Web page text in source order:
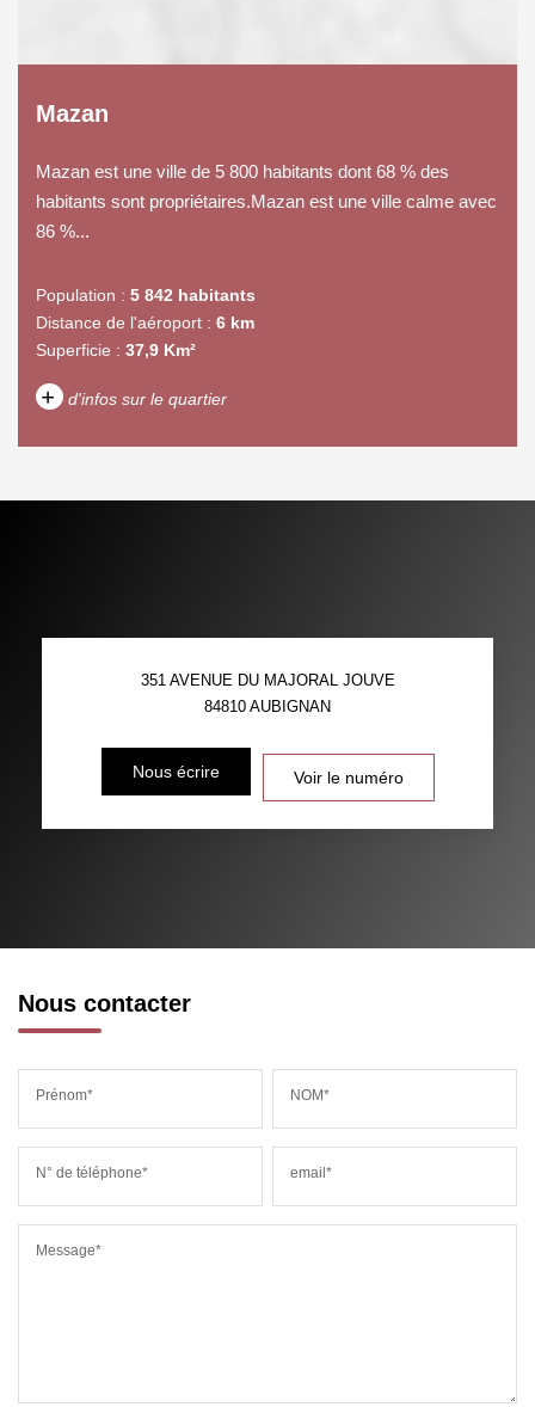
Mazan
Mazan est une ville de 5 800 habitants dont 68 % des
habitants sont propriétaires.Mazan est une ville calme avec
86 %...
Population : 5 842 habitants
Distance de l'aéroport : 6 km
Superficie : 37,9 Km²
+ d'infos sur le quartier
TAXE FONCIÈRE
PART DES MÉNAGES SANS
VOITURE
DISTANCE DE L'AÉROPORT :
351 AVENUE DU MAJORAL JOUVE
84810 AUBIGNAN
Nous écrire Voir le numéro
Nous contacter
Prénom* NOM*
N° de téléphone* email*
Message*